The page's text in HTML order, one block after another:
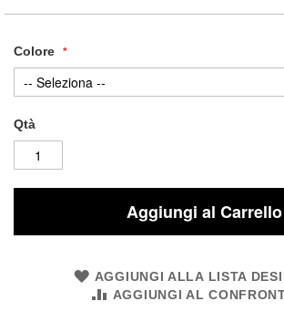
Colore
Qtà
Aggiungi al Carrello
AGGIUNGI ALLA LISTA
AGGIUNGI AL